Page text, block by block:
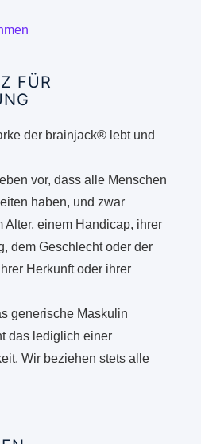
FÜR
der brainjack® lebt und
vor, dass alle Menschen
haben, und zwar
Alter, einem Handicap, ihrer
dem Geschlecht oder der
Herkunft oder ihrer
generische Maskulin
das lediglich einer
Wir beziehen stets alle